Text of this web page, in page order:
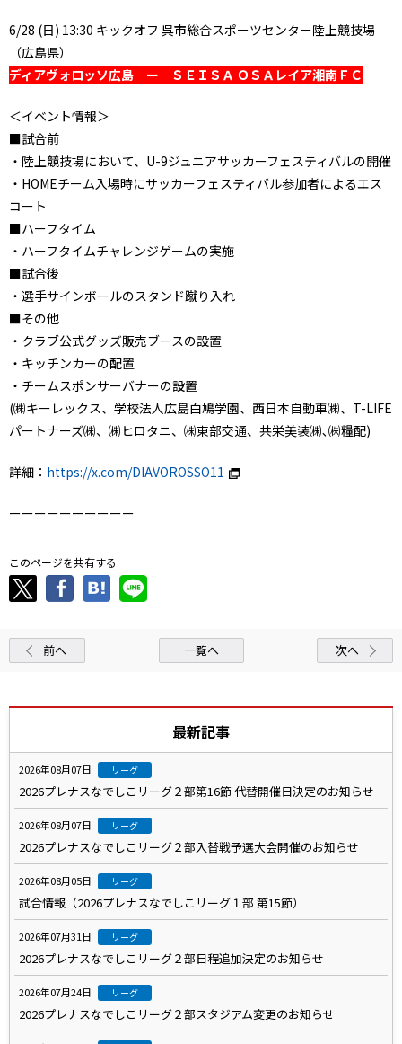
6/28 (日) 13:30 キックオフ 呉市総合スポーツセンター陸上競技場
（広島県）
ディアヴォロッソ広島 ー ＳＥＩＳＡ ＯＳＡレイア湘南ＦＣ
＜イベント情報＞
■試合前
・陸上競技場において、U-9ジュニアサッカーフェスティバルの開催
・HOMEチーム入場時にサッカーフェスティバル参加者によるエス
コート
■ハーフタイム
・ハーフタイムチャレンジゲームの実施
■試合後
・選手サインボールのスタンド蹴り入れ
■その他
・クラブ公式グッズ販売ブースの設置
・キッチンカーの配置
・チームスポンサーバナーの設置
(㈱キーレックス、学校法人広島白鳩学園、西日本自動車㈱、T-LIFE
パートナーズ㈱、㈱ヒロタニ、㈱東部交通、共栄美装㈱､㈱糧配)
詳細： https://x.com/DIAVOROSSO11
ーーーーーーーーーー
このページを共有する
前へ 一覧へ 次へ
最新記事
2026年08月07日 リーグ
2026プレナスなでしこリーグ２部第16節 代替開催日決定のお知らせ
2026年08月07日 リーグ
2026プレナスなでしこリーグ２部入替戦予選大会開催のお知らせ
2026年08月05日 リーグ
試合情報（2026プレナスなでしこリーグ１部 第15節）
2026年07月31日 リーグ
2026プレナスなでしこリーグ２部日程追加決定のお知らせ
2026年07月24日 リーグ
2026プレナスなでしこリーグ２部スタジアム変更のお知らせ